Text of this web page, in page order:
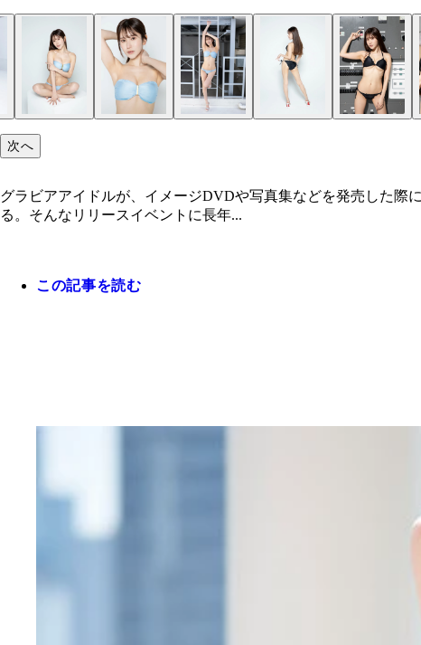
次へ
グラビアアイドルが、イメージDVDや写真集などを発売した際
る。そんなリリースイベントに長年...
この記事を読む